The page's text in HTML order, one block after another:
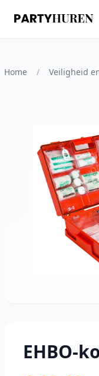
Home / Veiligheid
EHBO-